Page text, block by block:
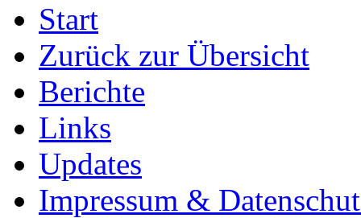
Start
Zurück zur Übersicht
Berichte
Links
Updates
Impressum &